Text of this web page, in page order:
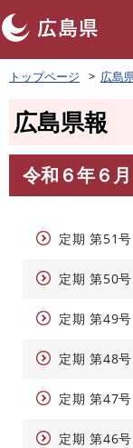
ペ
ー
頭
す
トップページ 広島
広島県報
文
令和６年６月
定期 第51
定期 第50
定期 第49
定期 第48
定期 第47
定期 第46